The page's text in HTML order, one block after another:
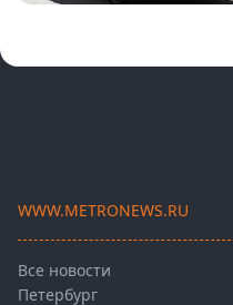
WWW.METRONEWS.RU
Все новости
Петербург